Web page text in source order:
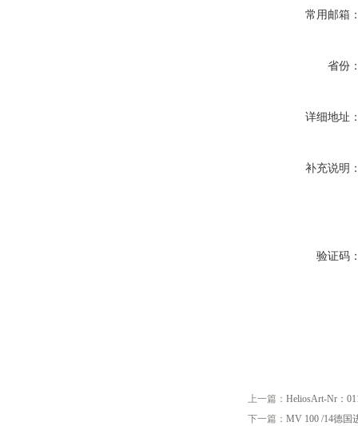
常用邮箱
省份
详细地址
补充说明
验证码
上一篇： HeliosArt-Nr：
下一篇： MV 100 /14德国